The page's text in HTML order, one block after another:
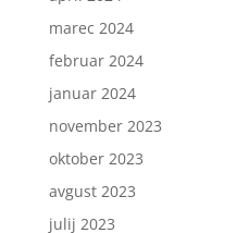
marec 2024
februar 2024
januar 2024
november 2023
oktober 2023
avgust 2023
julij 2023